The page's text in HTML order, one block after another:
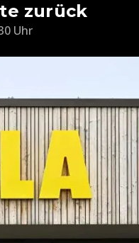
zurück
Uhr